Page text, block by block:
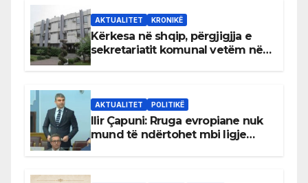
AKTUALITET KRONIKË
Kërkesa në shqip, përgjigjja e
sekretariatit komunal vetëm në
AKTUALITET POLITIKË
Ilir Çapuni: Rruga evropiane nuk
mund të ndërtohet mbi ligje